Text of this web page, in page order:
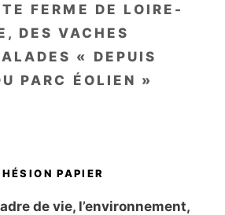
FERME DE LOIRE-
DES VACHES
« DEPUIS
PARC ÉOLIEN »
PAPIER
de vie, l’environnement,